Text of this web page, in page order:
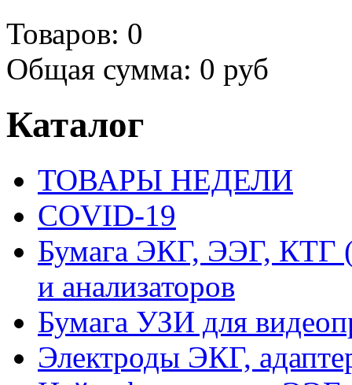
Товаров: 0
Общая сумма: 0 руб
Каталог
ТОВАРЫ НЕДЕЛИ
COVID-19
Бумага ЭКГ, ЭЭГ, КТГ
и анализаторов
Бумага УЗИ для
Электроды ЭКГ,